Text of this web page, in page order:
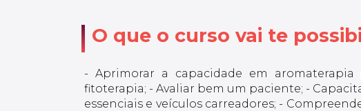
O que o curso vai te
- Aprimorar a capacidade em
fitoterapia; - Avaliar bem um paciente; -
essenciais e veículos carreadores; -